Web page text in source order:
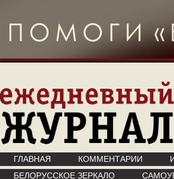
ГЛАВНАЯ КОММЕНТАРИИ
БЕЛОРУССКОЕ ЗЕРКАЛО